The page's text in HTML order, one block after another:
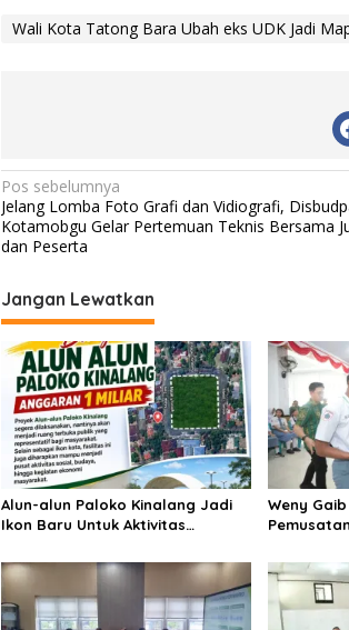
Wali Kota Tatong Bara Ubah eks UDK Jadi
N
a
v
i
g
a
p
o
s
Pos sebelumnya
Jelang Lomba Foto Grafi dan Vidiografi,
Kotamobgu Gelar Pertemuan Teknis Bersama
dan Peserta
Jangan Lewatkan
Alun-alun Paloko Kinalang Jadi
Ikon Baru Untuk Aktivitas
Weny